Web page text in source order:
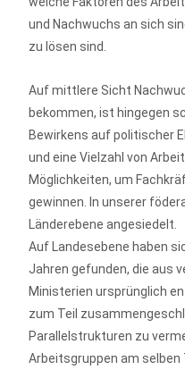
und Nachwuchs an sich
zu lösen sind.
Auf mittlere Sicht
bekommen, ist hingegen
Bewirkens auf politischer
und eine Vielzahl von
Möglichkeiten, um
gewinnen. In unserer
Länderebene angesiedelt.
Auf Landesebene haben
Jahren gefunden, die aus
Ministerien ursprünglich
zum Teil
Parallelstrukturen zu
Arbeitsgruppen am selben